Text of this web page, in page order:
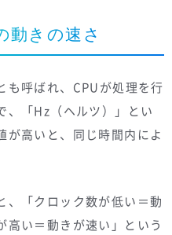
動きの速さ
も呼ばれ、CPUが処理を行
、「Hz（ヘルツ）」とい
が高いと、同じ時間内によ
、「クロック数が低い＝動
高い＝動きが速い」という